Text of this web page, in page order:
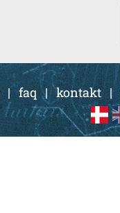
|faq |kontakt|